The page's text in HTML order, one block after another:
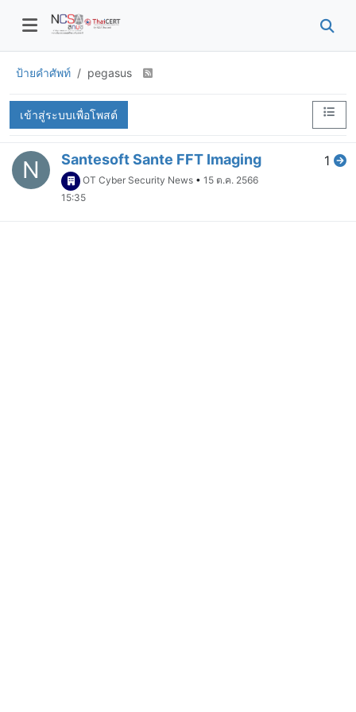
ป้ายคำศัพท์ pegasus
เข้าสู่ระบบเพื่อโพสต์
N Santesoft Sante FFT Imaging
OT Cyber Security News • 15 ต.ค. 2566
15:35
1